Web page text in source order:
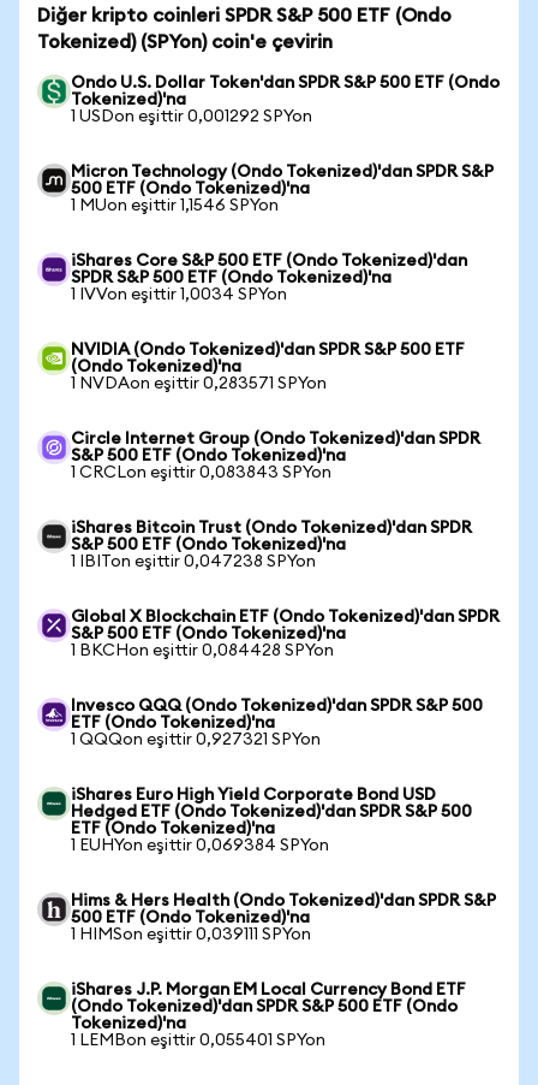
Diğer kripto coinleri SPDR S&P 500 ETF (Ondo
Tokenized) (SPYon) coin'e çevirin
Ondo U.S. Dollar Token'dan SPDR S&P 500 ETF (Ondo
Tokenized)'na
1 USDon eşittir 0,001292 SPYon
Micron Technology (Ondo Tokenized)'dan SPDR S&P
500 ETF (Ondo Tokenized)'na
1 MUon eşittir 1,1546 SPYon
iShares Core S&P 500 ETF (Ondo Tokenized)'dan
SPDR S&P 500 ETF (Ondo Tokenized)'na
1 IVVon eşittir 1,0034 SPYon
NVIDIA (Ondo Tokenized)'dan SPDR S&P 500 ETF
(Ondo Tokenized)'na
1 NVDAon eşittir 0,283571 SPYon
Circle Internet Group (Ondo Tokenized)'dan SPDR
S&P 500 ETF (Ondo Tokenized)'na
1 CRCLon eşittir 0,083843 SPYon
iShares Bitcoin Trust (Ondo Tokenized)'dan SPDR
S&P 500 ETF (Ondo Tokenized)'na
1 IBITon eşittir 0,047238 SPYon
Global X Blockchain ETF (Ondo Tokenized)'dan SPDR
S&P 500 ETF (Ondo Tokenized)'na
1 BKCHon eşittir 0,084428 SPYon
Invesco QQQ (Ondo Tokenized)'dan SPDR S&P 500
ETF (Ondo Tokenized)'na
1 QQQon eşittir 0,927321 SPYon
iShares Euro High Yield Corporate Bond USD
Hedged ETF (Ondo Tokenized)'dan SPDR S&P 500
ETF (Ondo Tokenized)'na
1 EUHYon eşittir 0,069384 SPYon
Hims & Hers Health (Ondo Tokenized)'dan SPDR S&P
500 ETF (Ondo Tokenized)'na
1 HIMSon eşittir 0,039111 SPYon
iShares J.P. Morgan EM Local Currency Bond ETF
(Ondo Tokenized)'dan SPDR S&P 500 ETF (Ondo
Tokenized)'na
1 LEMBon eşittir 0,055401 SPYon